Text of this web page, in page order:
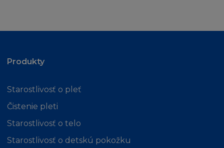
Produkty
Starostlivosť o pleť
Čistenie pleti
Starostlivosť o telo
Starostlivosť o detskú pokožku